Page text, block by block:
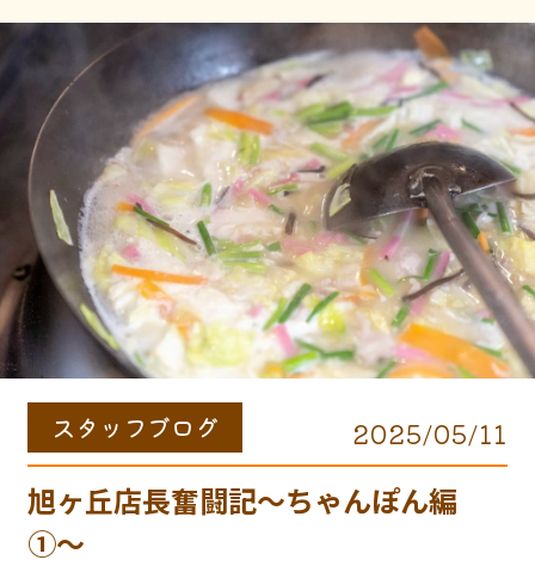
スタッフブログ 2025/05/11
旭ヶ丘店長奮闘記〜ちゃんぽん編
①〜